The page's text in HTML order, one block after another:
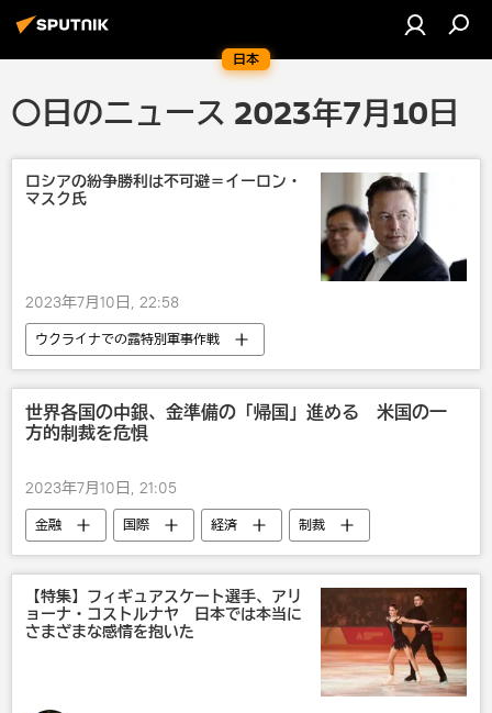
日本
〇日のニュース 2023年7月10日
ロシアの紛争勝利は不可避＝イーロン・
マスク氏
2023年7月10日, 22:58
ウクライナでの露特別軍事作戦
イーロン・マスク
ロシア
ウクライナ
政治
世界各国の中銀、金準備の「帰国」進める 米国の一
方的制裁を危惧
2023年7月10日, 21:05
金融 国際 経済
制裁
対露制裁
米国
【特集】フィギュアスケート選手、アリ
ョーナ・コストルナヤ 日本では本当に
さまざまな感情を抱いた